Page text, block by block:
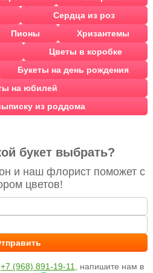
Сердца из роз
Пионы
Хризантемы
Цветы в коробке
Букеты на день рождения
на юбилей
из роддома
букет выбрать?
и наш флорист поможет с
цветов!
+7 (968) 891-19-11
, напишите нам в